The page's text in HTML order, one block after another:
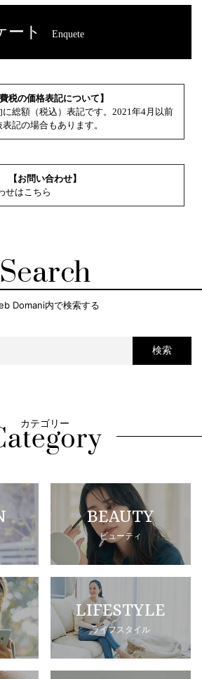
ート Enquete
費税の価格表記について】
総額（税込）表記です。2021年4月以前
記の場合もあります。
【お問い合わせ】
せはこちら
Search
Domani内で検索する
検索
カテゴリー
BEAUTY
ビューティ
LIFESTYLE
ライフスタイル